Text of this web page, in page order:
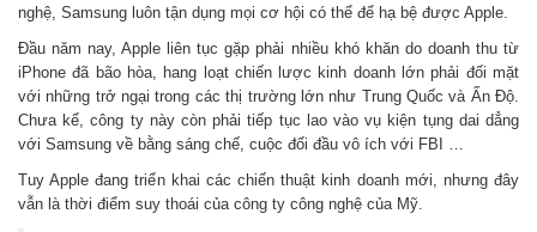
nghệ, Samsung luôn tận dụng mọi cơ hội có thể để hạ bệ được Apple.
Đầu năm nay, Apple liên tục gặp phải nhiều khó khăn do doanh thu từ
iPhone đã bão hòa, hang loạt chiến lược kinh doanh lớn phải đối mặt
với những trở ngại trong các thị trường lớn như Trung Quốc và Ấn Độ.
Chưa kể, công ty này còn phải tiếp tục lao vào vụ kiện tụng dai dẳng
với Samsung về bằng sáng chế, cuộc đối đầu vô ích với FBI …
Tuy Apple đang triển khai các chiến thuật kinh doanh mới, nhưng đây
vẫn là thời điểm suy thoái của công ty công nghệ của Mỹ.